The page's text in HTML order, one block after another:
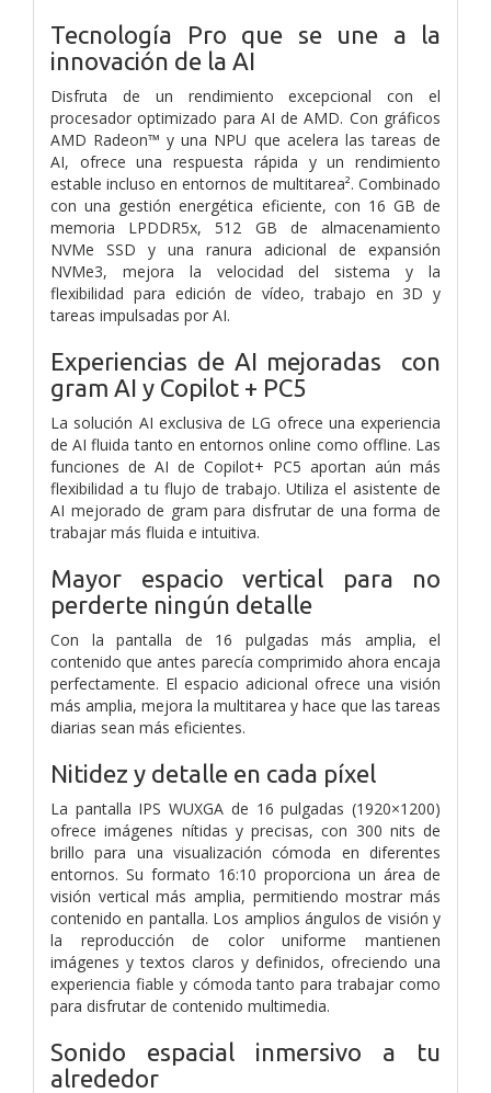
Tecnología Pro que se une a la
innovación de la AI
Disfruta de un rendimiento excepcional con el
procesador optimizado para AI de AMD. Con gráficos
AMD Radeon™ y una NPU que acelera las tareas de
AI, ofrece una respuesta rápida y un rendimiento
estable incluso en entornos de multitarea². Combinado
con una gestión energética eficiente, con 16 GB de
memoria LPDDR5x, 512 GB de almacenamiento
NVMe SSD y una ranura adicional de expansión
NVMe3, mejora la velocidad del sistema y la
flexibilidad para edición de vídeo, trabajo en 3D y
tareas impulsadas por AI.
Experiencias de AI mejoradas con
gram AI y Copilot + PC5
La solución AI exclusiva de LG ofrece una experiencia
de AI fluida tanto en entornos online como offline. Las
funciones de AI de Copilot+ PC5 aportan aún más
flexibilidad a tu flujo de trabajo. Utiliza el asistente de
AI mejorado de gram para disfrutar de una forma de
trabajar más fluida e intuitiva.
Mayor espacio vertical para no
perderte ningún detalle
Con la pantalla de 16 pulgadas más amplia, el
contenido que antes parecía comprimido ahora encaja
perfectamente. El espacio adicional ofrece una visión
más amplia, mejora la multitarea y hace que las tareas
diarias sean más eficientes.
Nitidez y detalle en cada píxel
La pantalla IPS WUXGA de 16 pulgadas (1920×1200)
ofrece imágenes nítidas y precisas, con 300 nits de
brillo para una visualización cómoda en diferentes
entornos. Su formato 16:10 proporciona un área de
visión vertical más amplia, permitiendo mostrar más
contenido en pantalla. Los amplios ángulos de visión y
la reproducción de color uniforme mantienen
imágenes y textos claros y definidos, ofreciendo una
experiencia fiable y cómoda tanto para trabajar como
para disfrutar de contenido multimedia.
Sonido espacial inmersivo a tu
alrededor